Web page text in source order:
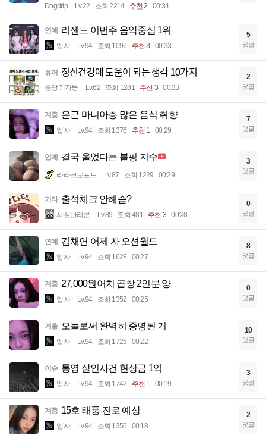
Dogdrip Lv.22 조회 2214 추천 2 00:34
연예 리센느 이번주 음악중심 1위
입사 Lv.94 조회 1096 추천 3 00:33
5
댓글
유머 정신건강에 도움이 되는 생각 10가지
분당리자몽 Lv.62 조회 1281 추천 3 00:33
2
댓글
계층 은근 마니아층 많은 음식 취향
입사 Lv.94 조회 1376 추천 1 00:29
7
댓글
연예 결국 울었다는 블핑 지수
라라크로포드 Lv.87 조회 1229 00:29
3
댓글
기타 출석체크 안해슴?
사실난라쿤 Lv.89 조회 481 추천 3 00:28
0
댓글
연예 김채연 어제 자 오션월드
입사 Lv.94 조회 1628 00:27
8
댓글
계층 27,000원어치 곱창 2인분 양
입사 Lv.94 조회 1352 00:25
0
댓글
계층 오늘로써 완벽히 증명된 거
입사 Lv.94 조회 1725 00:22
10
댓글
이슈 통영 살인사건 현상금 1억
입사 Lv.94 조회 1742 추천 1 00:19
3
댓글
계층 15호 태풍 진로 예상
입사 Lv.94 조회 1356 00:18
2
댓글